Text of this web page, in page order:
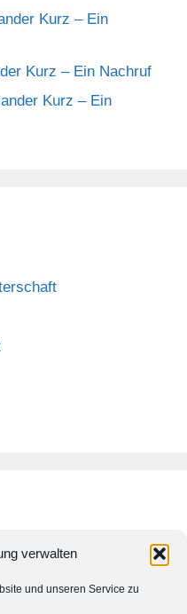
verwalten
und unseren Service zu
Kurz – Ein
Kurz – Ein Nachruf
Kurz – Ein